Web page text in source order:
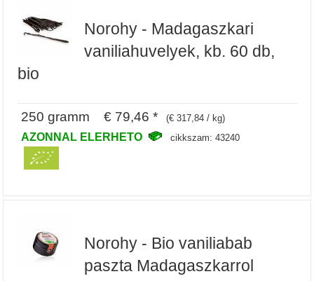
Norohy - Madagaszkari
vaniliahuvelyek, kb. 60 db,
bio
250 gramm € 79,46 * (€ 317,84 / kg)
AZONNAL ELERHETO cikkszam: 43240
Norohy - Bio vaniliabab
paszta Madagaszkarrol